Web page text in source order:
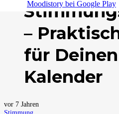
–
für Deinen
Kalender
vor 7 Jahren